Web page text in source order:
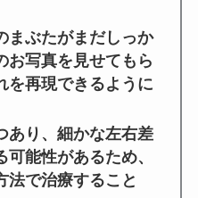
まぶたがまだしっか
お写真を見せてもら
を再現できるように
あり、細かな左右差
能性があるため、
法で治療すること